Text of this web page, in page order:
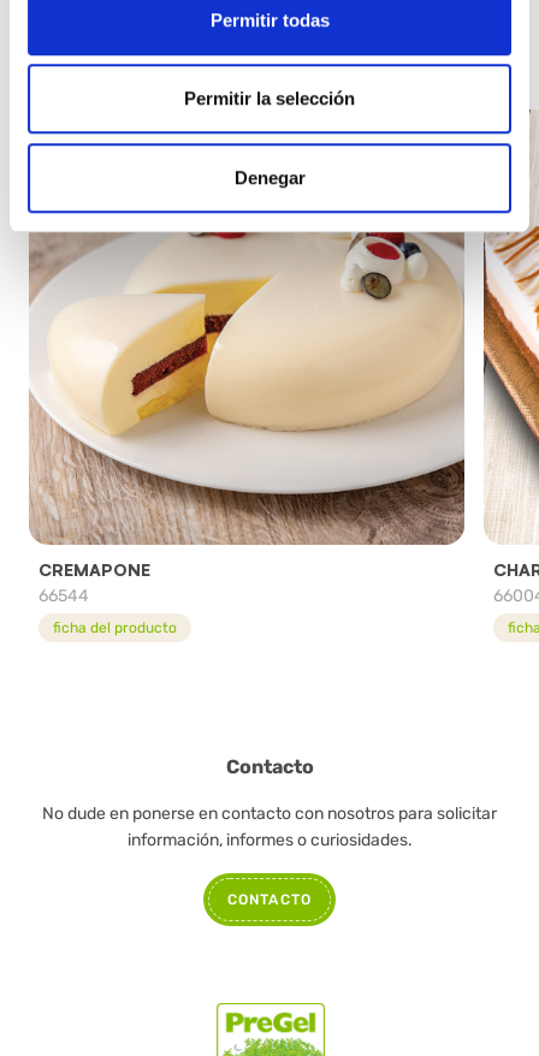
Permitir todas
Permitir la selección
Denegar
CREMAPONE
66544
ficha del producto
Contacto
No dude en ponerse en contacto con nosotros para solicitar
información, informes o curiosidades.
CONTACTO